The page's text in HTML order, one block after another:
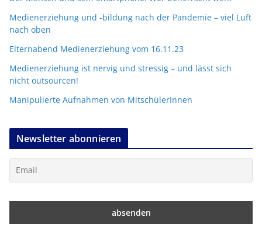
Medienerziehung und -bildung nach der Pandemie – viel Luft
nach oben
Elternabend Medienerziehung vom 16.11.23
Medienerziehung ist nervig und stressig – und lässt sich
nicht outsourcen!
Manipulierte Aufnahmen von MitschülerInnen
Newsletter abonnieren